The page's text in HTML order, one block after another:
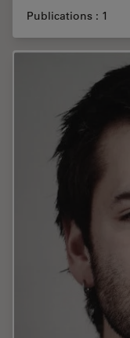
Publications : 1